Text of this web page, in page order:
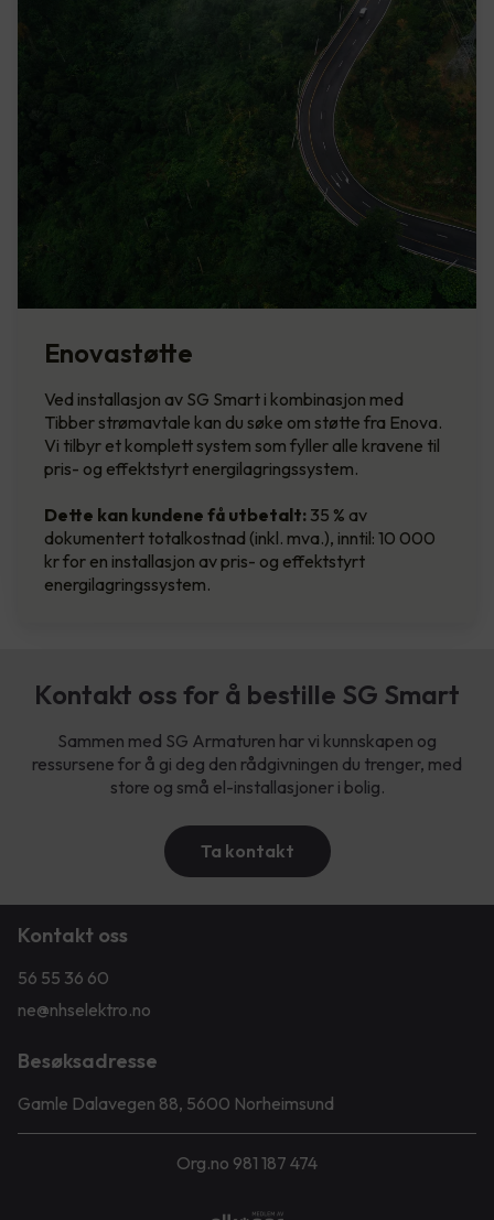
Enovastøtte
Ved installasjon av SG Smart i kombinasjon med
Tibber strømavtale kan du søke om støtte fra Enova.
Vi tilbyr et komplett system som fyller alle kravene til
pris- og effektstyrt energilagringssystem.
Dette kan kundene få utbetalt: 35 % av
dokumentert totalkostnad (inkl. mva.), inntil: 10 000
kr for en installasjon av pris- og effektstyrt
energilagringssystem.
Kontakt oss for å bestille SG Smart
Sammen med SG Armaturen har vi kunnskapen og
ressursene for å gi deg den rådgivningen du trenger, med
store og små el-installasjoner i bolig.
Ta kontakt
Kontakt oss
56 55 36 60
ne@nhselektro.no
Besøksadresse
Gamle Dalavegen 88, 5600 Norheimsund
Org.no 981 187 474